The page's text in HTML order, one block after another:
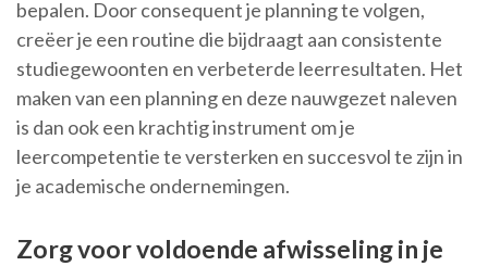
bepalen. Door consequent je planning te volgen,
creëer je een routine die bijdraagt aan consistente
studiegewoonten en verbeterde leerresultaten. Het
maken van een planning en deze nauwgezet naleven
is dan ook een krachtig instrument om je
leercompetentie te versterken en succesvol te zijn in
je academische ondernemingen.
Zorg voor voldoende afwisseling in je